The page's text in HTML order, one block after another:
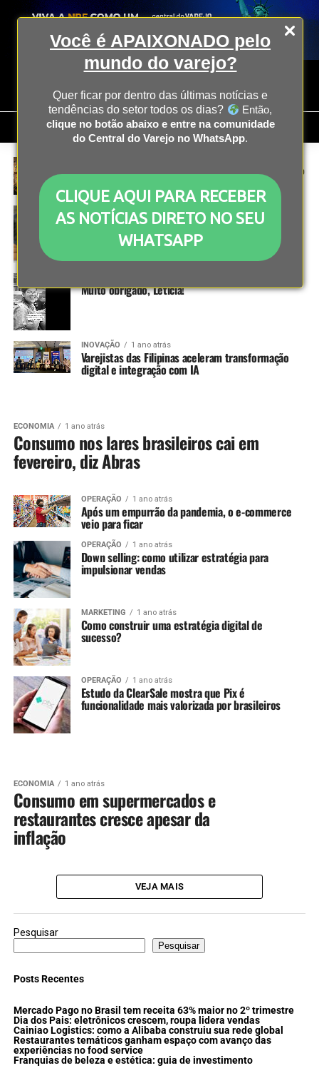
Você é APAIXONADO pelo
mundo do varejo?
Quer ficar por dentro das últimas notícias e
tendências do setor todos os dias?
Então,
clique no botão abaixo e entre na comunidade
do Central do Varejo no WhatsApp.
CLIQUE AQUI PARA RECEBER
AS NOTÍCIAS DIRETO NO SEU
WHATSAPP
Super Rio Expofood bate recorde de público em 2º
dia
E-COMMERCE
Live commerce cresce no Brasil: 5 dicas para
aumentar as vendas
Muito obrigado, Leticia!
INOVAÇÃO 1 ano atrás
Varejistas das Filipinas aceleram transformação
digital e integração com IA
ECONOMIA 1 ano atrás
Consumo nos lares brasileiros cai em
fevereiro, diz Abras
OPERAÇÃO 1 ano atrás
Após um empurrão da pandemia, o e-commerce
veio para ficar
OPERAÇÃO 1 ano atrás
Down selling: como utilizar estratégia para
impulsionar vendas
MARKETING 1 ano atrás
Como construir uma estratégia digital de
sucesso?
OPERAÇÃO 1 ano atrás
Estudo da ClearSale mostra que Pix é
funcionalidade mais valorizada por brasileiros
ECONOMIA 1 ano atrás
Consumo em supermercados e
restaurantes cresce apesar da
inflação
VEJA MAIS
Pesquisar
Pesquisar
Posts Recentes
Mercado Pago no Brasil tem receita 63% maior no 2º trimestre
Dia dos Pais: eletrônicos crescem, roupa lidera vendas
Cainiao Logistics: como a Alibaba construiu sua rede global
Restaurantes temáticos ganham espaço com avanço das
experiências no food service
Franquias de beleza e estética: guia de investimento